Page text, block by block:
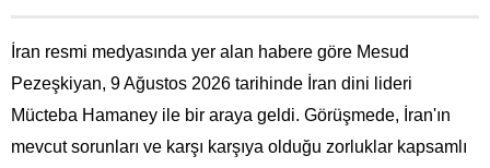
İran resmi medyasında yer alan habere göre Mesud
Pezeşkiyan, 9 Ağustos 2026 tarihinde İran dini lideri
Mücteba Hamaney ile bir araya geldi. Görüşmede, İran'ın
mevcut sorunları ve karşı karşıya olduğu zorluklar kapsamlı